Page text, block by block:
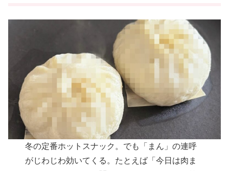
冬の定番ホットスナック。でも「まん」の連呼
がじわじわ効いてくる。たとえば「今日は肉ま